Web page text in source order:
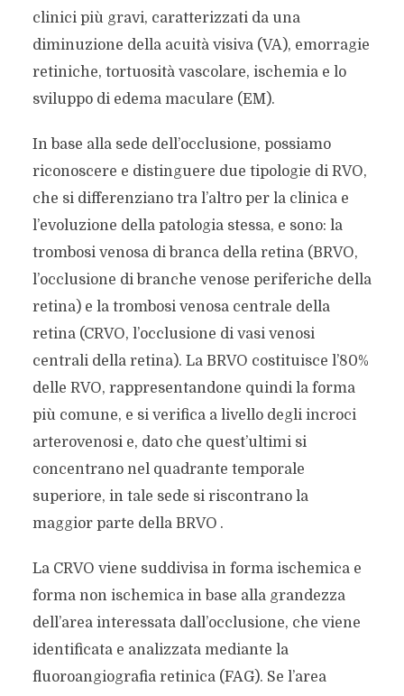
clinici più gravi, caratterizzati da una
diminuzione della acuità visiva (VA), emorragie
retiniche, tortuosità vascolare, ischemia e lo
sviluppo di edema maculare (EM).
In base alla sede dell’occlusione, possiamo
riconoscere e distinguere due tipologie di RVO,
che si differenziano tra l’altro per la clinica e
l’evoluzione della patologia stessa, e sono: la
trombosi venosa di branca della retina (BRVO,
l’occlusione di branche venose periferiche della
retina) e la trombosi venosa centrale della
retina (CRVO, l’occlusione di vasi venosi
centrali della retina). La BRVO costituisce l’80%
delle RVO, rappresentandone quindi la forma
più comune, e si verifica a livello degli incroci
arterovenosi e, dato che quest’ultimi si
concentrano nel quadrante temporale
superiore, in tale sede si riscontrano la
maggior parte della BRVO .
La CRVO viene suddivisa in forma ischemica e
forma non ischemica in base alla grandezza
dell’area interessata dall’occlusione, che viene
identificata e analizzata mediante la
fluoroangiografia retinica (FAG). Se l’area